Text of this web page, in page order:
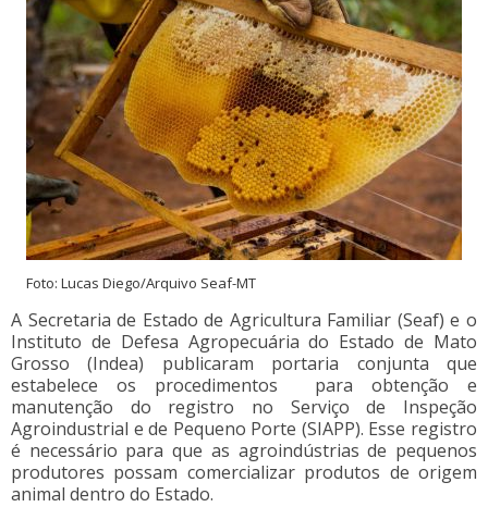
Foto: Lucas Diego/Arquivo Seaf-MT
A Secretaria de Estado de Agricultura Familiar (Seaf) e o
Instituto de Defesa Agropecuária do Estado de Mato
Grosso (Indea) publicaram portaria conjunta que
estabelece os procedimentos para obtenção e
manutenção do registro no Serviço de Inspeção
Agroindustrial e de Pequeno Porte (SIAPP). Esse registro
é necessário para que as agroindústrias de pequenos
produtores possam comercializar produtos de origem
animal dentro do Estado.